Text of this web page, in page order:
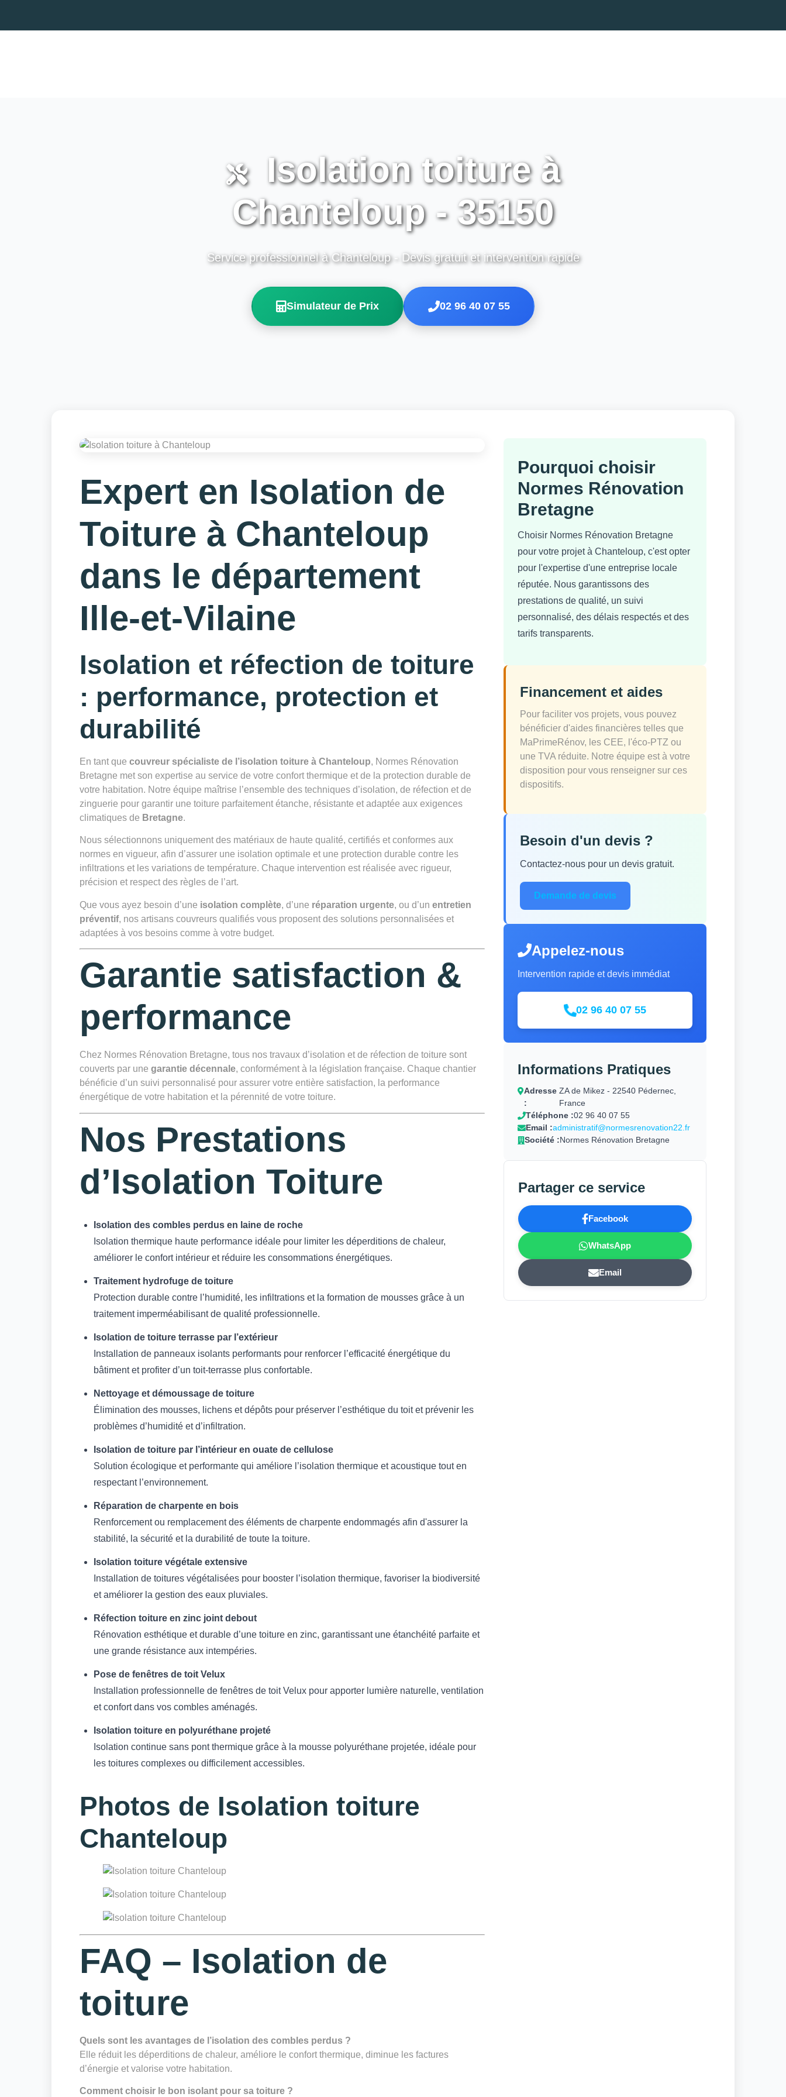
Isolation toiture à
Chanteloup - 35150
Service professionnel à Chanteloup - Devis gratuit et intervention rapide
Simulateur de Prix 02 96 40 07 55
Expert en Isolation de
Toiture à Chanteloup
dans le département
Ille-et-Vilaine
Isolation et réfection de toiture
: performance, protection et
durabilité
En tant que couvreur spécialiste de l’isolation toiture à Chanteloup, Normes Rénovation
Bretagne met son expertise au service de votre confort thermique et de la protection durable de
votre habitation. Notre équipe maîtrise l’ensemble des techniques d’isolation, de réfection et de
zinguerie pour garantir une toiture parfaitement étanche, résistante et adaptée aux exigences
climatiques de Bretagne.
Nous sélectionnons uniquement des matériaux de haute qualité, certifiés et conformes aux
normes en vigueur, afin d’assurer une isolation optimale et une protection durable contre les
infiltrations et les variations de température. Chaque intervention est réalisée avec rigueur,
précision et respect des règles de l’art.
Que vous ayez besoin d’une isolation complète, d’une réparation urgente, ou d’un entretien
préventif, nos artisans couvreurs qualifiés vous proposent des solutions personnalisées et
adaptées à vos besoins comme à votre budget.
Garantie satisfaction &
performance
Chez Normes Rénovation Bretagne, tous nos travaux d’isolation et de réfection de toiture sont
couverts par une garantie décennale, conformément à la législation française. Chaque chantier
bénéficie d’un suivi personnalisé pour assurer votre entière satisfaction, la performance
énergétique de votre habitation et la pérennité de votre toiture.
Nos Prestations
d’Isolation Toiture
Isolation des combles perdus en laine de roche
Isolation thermique haute performance idéale pour limiter les déperditions de chaleur,
améliorer le confort intérieur et réduire les consommations énergétiques.
Traitement hydrofuge de toiture
Protection durable contre l’humidité, les infiltrations et la formation de mousses grâce à un
traitement imperméabilisant de qualité professionnelle.
Isolation de toiture terrasse par l’extérieur
Installation de panneaux isolants performants pour renforcer l’efficacité énergétique du
bâtiment et profiter d’un toit-terrasse plus confortable.
Nettoyage et démoussage de toiture
Élimination des mousses, lichens et dépôts pour préserver l’esthétique du toit et prévenir les
problèmes d’humidité et d’infiltration.
Isolation de toiture par l’intérieur en ouate de cellulose
Solution écologique et performante qui améliore l’isolation thermique et acoustique tout en
respectant l’environnement.
Réparation de charpente en bois
Renforcement ou remplacement des éléments de charpente endommagés afin d'assurer la
stabilité, la sécurité et la durabilité de toute la toiture.
Isolation toiture végétale extensive
Installation de toitures végétalisées pour booster l’isolation thermique, favoriser la biodiversité
et améliorer la gestion des eaux pluviales.
Réfection toiture en zinc joint debout
Rénovation esthétique et durable d’une toiture en zinc, garantissant une étanchéité parfaite et
une grande résistance aux intempéries.
Pose de fenêtres de toit Velux
Installation professionnelle de fenêtres de toit Velux pour apporter lumière naturelle, ventilation
et confort dans vos combles aménagés.
Isolation toiture en polyuréthane projeté
Isolation continue sans pont thermique grâce à la mousse polyuréthane projetée, idéale pour
les toitures complexes ou difficilement accessibles.
Photos de Isolation toiture
Chanteloup
FAQ – Isolation de
toiture
Quels sont les avantages de l’isolation des combles perdus ?
Elle réduit les déperditions de chaleur, améliore le confort thermique, diminue les factures
d’énergie et valorise votre habitation.
Comment choisir le bon isolant pour sa toiture ?
Pourquoi choisir
Normes Rénovation
Bretagne
Choisir Normes Rénovation Bretagne
pour votre projet à Chanteloup, c'est opter
pour l'expertise d'une entreprise locale
réputée. Nous garantissons des
prestations de qualité, un suivi
personnalisé, des délais respectés et des
tarifs transparents.
Financement et aides
Pour faciliter vos projets, vous pouvez
bénéficier d'aides financières telles que
MaPrimeRénov, les CEE, l'éco-PTZ ou
une TVA réduite. Notre équipe est à votre
disposition pour vous renseigner sur ces
dispositifs.
Besoin d'un devis ?
Contactez-nous pour un devis gratuit.
Demande de devis
Appelez-nous
Intervention rapide et devis immédiat
02 96 40 07 55
Informations Pratiques
Adresse
:
ZA de Mikez - 22540 Pédernec,
France
Téléphone :02 96 40 07 55
Email :administratif@normesrenovation22.fr
Société :Normes Rénovation Bretagne
Partager ce service
Facebook
WhatsApp
Email